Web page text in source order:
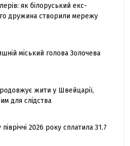
як білоруський екс-
дружина створили мережу
міський голова Золочева
жити у Швейцарії,
для слідства
2026 року сплатила 31.7